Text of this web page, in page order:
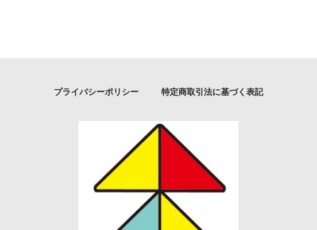
プライバシーポリシー 特定商取引法に基づく表記